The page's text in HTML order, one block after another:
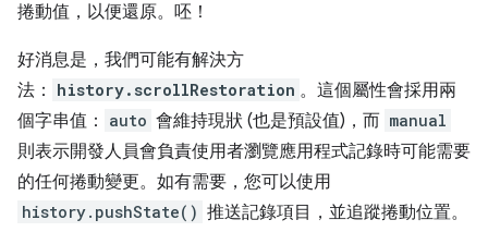
捲動值，以便還原。呸！
好消息是，我們可能有解決方
法：
history.scrollRestoration 。這個屬性會採用兩
個字串值：
auto 會維持現狀 (也是預設值)，而 manual
則表示開發人員會負責使用者瀏覽應用程式記錄時可能需要
的任何捲動變更。如有需要，您可以使用
history.pushState() 推送記錄項目，並追蹤捲動位置。